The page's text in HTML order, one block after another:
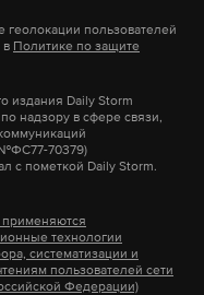
авторы – враги,
Русским
России
и
утверждала,
в
геолокации пользователей
в Политике по защите
издания Daily Storm
надзору в сфере связи,
70379)
с пометкой Daily Storm.
технологии
систематизации и
пользователей сети
Федерации)